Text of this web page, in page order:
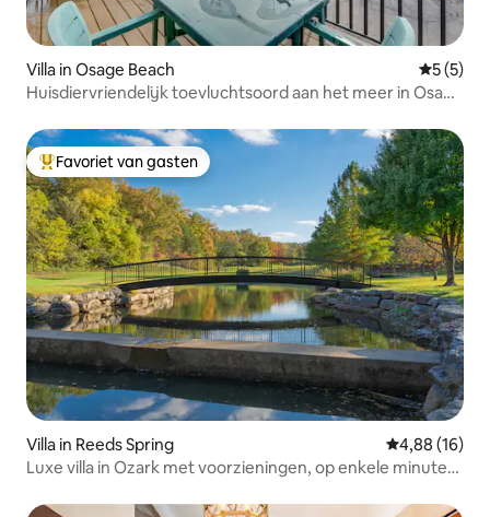
Villa in Osage Beach
5 (5)
Huisdiervriendelijk toevluchtsoord aan het meer in Osage
Topfavoriet van gasten
Favoriet van gasten
Villa in Reeds Spring Gemiddelde
4,88 (16)
Luxe villa in Ozark met voorzieningen, op enkele minuten